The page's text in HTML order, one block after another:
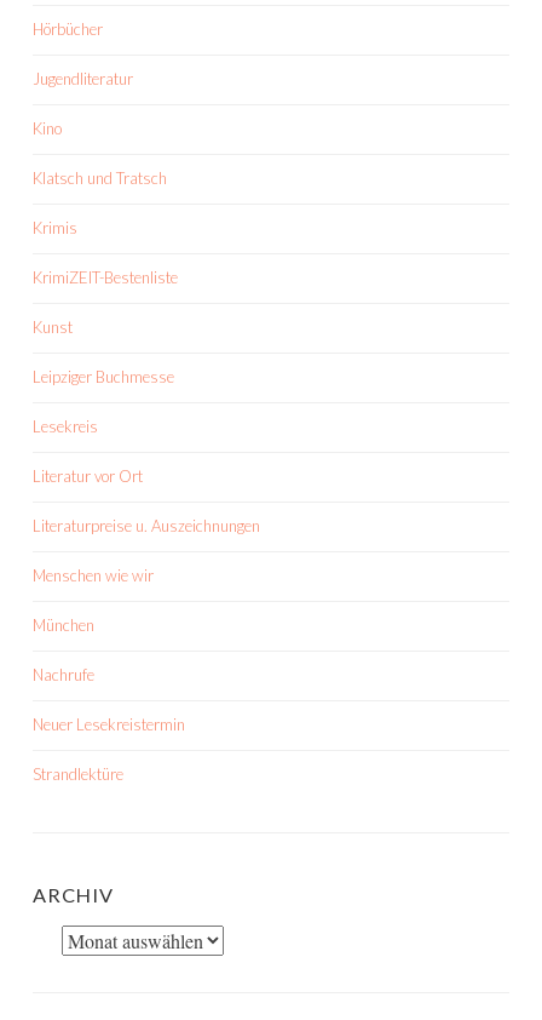
Hörbücher
Jugendliteratur
Kino
Klatsch und Tratsch
Krimis
KrimiZEIT-Bestenliste
Kunst
Leipziger Buchmesse
Lesekreis
Literatur vor Ort
Literaturpreise u. Auszeichnungen
Menschen wie wir
München
Nachrufe
Neuer Lesekreistermin
Strandlektüre
ARCHIV
Archiv